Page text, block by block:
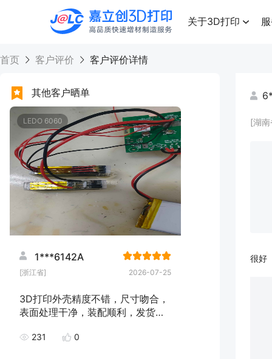
高品质快速增材制造服务
关于3D打印
首页 客户评价 客户评价详情
其他客户晒单
LEDO 6060
1***6142A
[浙江省] 2026-07-25
3D打印外壳精度不错，尺寸吻合，
表面处理干净，装配顺利，发货速
231 0
[湖
很好